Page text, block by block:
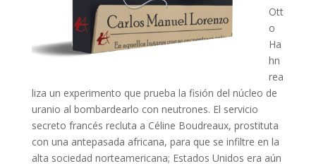
Ott
o
Ha
hn
rea
liza un experimento que prueba la fisión del núcleo de
uranio al bombardearlo con neutrones. El servicio
secreto francés recluta a Céline Boudreaux, prostituta
con una antepasada africana, para que se infiltre en la
alta sociedad norteamericana; Estados Unidos era aún